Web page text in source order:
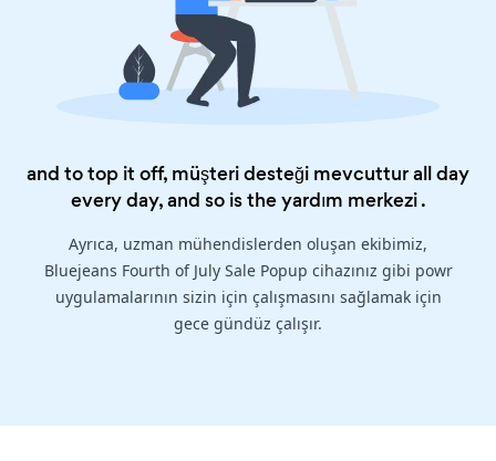
and to top it off, müşteri desteği mevcuttur all day
every day, and so is theyardım merkezi.
Ayrıca, uzman mühendislerden oluşan ekibimiz,
Bluejeans Fourth of July Sale Popup cihazınız gibi powr
uygulamalarının sizin için çalışmasını sağlamak için
gece gündüz çalışır.